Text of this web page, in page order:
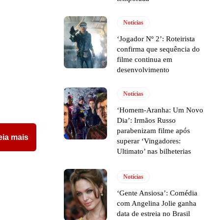
mais
Notícias
‘Jogador Nº 2’: Roteirista
confirma que sequência do
filme continua em
desenvolvimento
Notícias
‘Homem-Aranha: Um Novo
Dia’: Irmãos Russo
parabenizam filme após
superar ‘Vingadores:
Ultimato’ nas bilheterias
Notícias
‘Gente Ansiosa’: Comédia
com Angelina Jolie ganha
data de estreia no Brasil